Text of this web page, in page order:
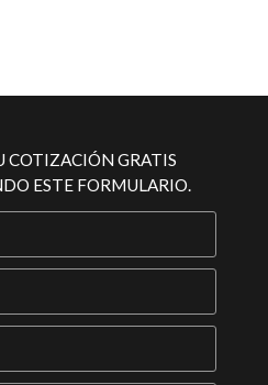
COTIZACIÓN GRATIS
ESTE FORMULARIO.